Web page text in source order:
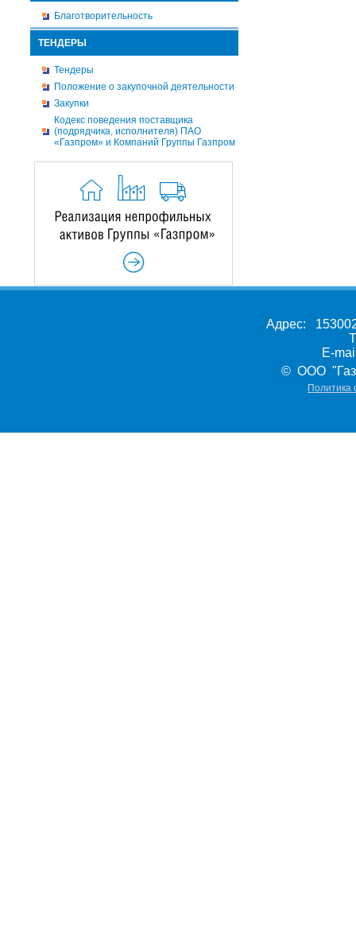
Благотворительность
ТЕНДЕРЫ
Тендеры
Положение о закупочной деятельности
Закупки
Кодекс поведения поставщика
(подрядчика, исполнителя) ПАО
«Газпром» и Компаний Группы Газпром
Адрес:
E-
© ООО
Политика